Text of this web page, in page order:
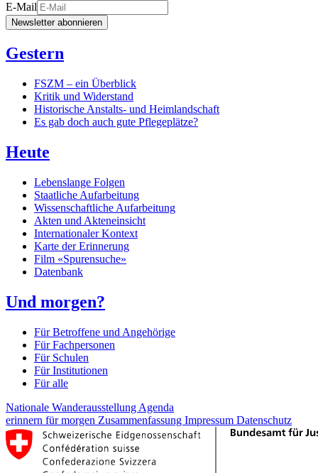
E-Mail
Newsletter abonnieren
Gestern
FSZM – ein Überblick
Kritik und Widerstand
Historische Anstalts- und Heimlandschaft
Es gab doch auch gute Pflegeplätze?
Heute
Lebenslange Folgen
Staatliche Aufarbeitung
Wissenschaftliche Aufarbeitung
Akten und Akteneinsicht
Internationaler Kontext
Karte der Erinnerung
Film «Spurensuche»
Datenbank
Und morgen?
Für Betroffene und Angehörige
Für Fachpersonen
Für Schulen
Für Institutionen
Für alle
Nationale Wanderausstellung Agenda
erinnern für morgen Zusammenfassung Impressum Datenschutz